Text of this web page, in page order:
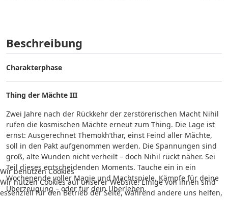
Beschreibung
Charakterphase
Thing der Mächte III
Zwei Jahre nach der Rückkehr der zerstörerischen Macht Nihil
rufen die kosmischen Mächte erneut zum Thing. Die Lage ist
ernst: Ausgerechnet Themokh’thar, einst Feind aller Mächte,
soll in den Pakt aufgenommen werden. Die Spannungen sind
groß, alte Wunden nicht verheilt – doch Nihil rückt näher. Sei
Teil dieses entscheidenden Moments. Tauche ein in ein
Wochenende voller Magie und Machtspiele. Kämpfe für deine
Überzeugung – oder für dein Überleben.
Wir benutzen Cookies
Wir nutzen Cookies auf unserer Website. Einige von ihnen sind
essenziell für den Betrieb der Seite, während andere uns helfen,